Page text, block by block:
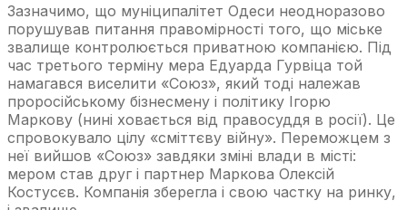
Зазначимо, що муніципалітет Одеси неодноразово
порушував питання правомірності того, що міське
звалище контролюється приватною компанією. Під
час третього терміну мера Едуарда Гурвіца той
намагався виселити «Союз», який тоді належав
проросійському бізнесмену і політику Ігорю
Маркову (нині ховається від правосуддя в росії). Це
спровокувало цілу «сміттєву війну». Переможцем з
неї вийшов «Союз» завдяки зміні влади в місті:
мером став друг і партнер Маркова Олексій
Костусєв. Компанія зберегла і свою частку на ринку,